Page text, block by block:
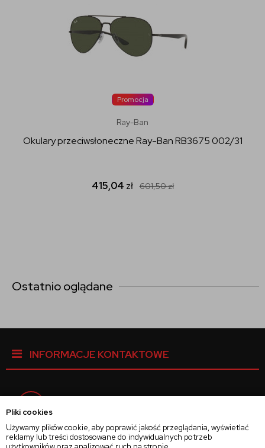
Pliki cookies
Używamy plików cookie, aby poprawić jakość przeglądania, wyświetlać
reklamy lub treści dostosowane do indywidualnych potrzeb
Promocja
Ray-Ban
Okulary przeciwsłoneczne Ray-Ban RB3675 002/31
415,04 zł 601,50zł
Ostatnio oglądane
INFORMACJE KONTAKTOWE
Instagram